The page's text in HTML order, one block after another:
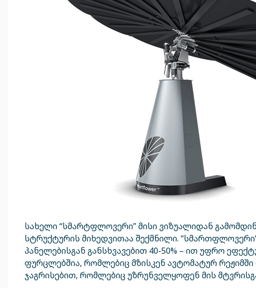
სახელი “სმარტფლოვერი” მისი ვიზუალიდან
სტრუქტურის მიხედვითაა შექმნილი.
პანელებისგან განსხვავებით 40-50% – ით უფრო
ფურცლებშია, რომლებიც მზისკენ ავტომატურ
ჯაგრისებით, რომლებიც უზრუნველყოფენ მის